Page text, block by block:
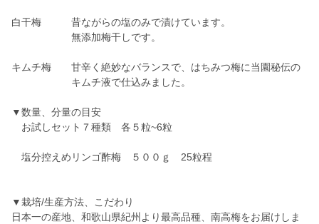
白干梅 昔ながらの塩のみで漬けています。
無添加梅干しです。
キムチ梅 甘辛く絶妙なバランスで、はちみつ梅に当園秘伝の
キムチ液で仕込みました。
▼数量、分量の目安
お試しセット７種類 各５粒~6粒
塩分控えめリンゴ酢梅 ５００ｇ 25粒程
▼栽培/生産方法、こだわり
日本一の産地、和歌山県紀州より最高品種、南高梅をお届けしま